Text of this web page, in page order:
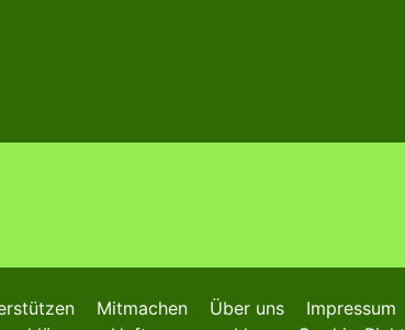
Mitmachen Über uns Impressum